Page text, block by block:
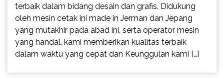
terbaik dalam bidang desain dan grafis. Didukung
oleh mesin cetak ini made in Jerman dan Jepang
yang mutakhir pada abad ini, serta operator mesin
yang handal, kami memberikan kualitas terbaik
dalam waktu yang cepat dan Keunggulan kami […]